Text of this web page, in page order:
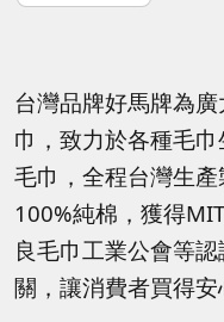
台灣品牌好馬牌為
巾，致力於各種毛
毛巾，全程台灣生產
100%純棉，獲得
良毛巾工業公會等
關，讓消費者買得安